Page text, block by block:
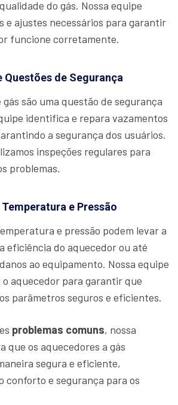
do gás. Nossa equipe
e ajustes necessários para garantir
funcione corretamente.
Questões de Segurança
são uma questão de segurança
identifica e repara vazamentos
a segurança dos usuários.
inspeções regulares para
problemas.
e Pressão
e pressão podem levar a
eficiência do aquecedor ou até
ao equipamento. Nossa equipe
aquecedor para garantir que
parâmetros seguros e eficientes.
problemas comuns, nossa
que os aquecedores a gás
segura e eficiente,
conforto e segurança para os